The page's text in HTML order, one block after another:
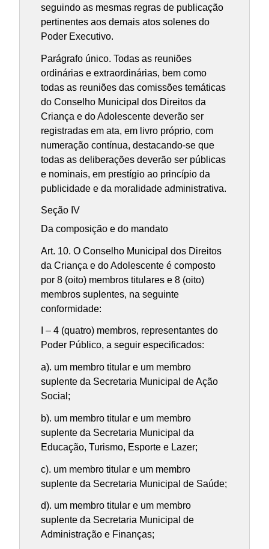
seguindo as mesmas regras de publicação
pertinentes aos demais atos solenes do
Poder Executivo.
Parágrafo único. Todas as reuniões
ordinárias e extraordinárias, bem como
todas as reuniões das comissões temáticas
do Conselho Municipal dos Direitos da
Criança e do Adolescente deverão ser
registradas em ata, em livro próprio, com
numeração contínua, destacando-se que
todas as deliberações deverão ser públicas
e nominais, em prestígio ao princípio da
publicidade e da moralidade administrativa.
Seção IV
Da composição e do mandato
Art. 10. O Conselho Municipal dos Direitos
da Criança e do Adolescente é composto
por 8 (oito) membros titulares e 8 (oito)
membros suplentes, na seguinte
conformidade:
I – 4 (quatro) membros, representantes do
Poder Público, a seguir especificados:
a). um membro titular e um membro
suplente da Secretaria Municipal de Ação
Social;
b). um membro titular e um membro
suplente da Secretaria Municipal da
Educação, Turismo, Esporte e Lazer;
c). um membro titular e um membro
suplente da Secretaria Municipal de Saúde;
d). um membro titular e um membro
suplente da Secretaria Municipal de
Administração e Finanças;